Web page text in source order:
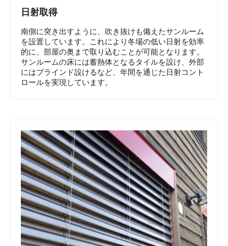
日射取得
南側に突き出すように、吹き抜けも備えたサンルーム
を設置しています。これにより冬場の低い日射を効率
的に、部屋の奥まで取り込むことが可能となります。
サンルームの床には蓄熱体となるタイルを設け、外部
にはブラインド設けるなど、年間を通じた日射コント
ロールを実現しています。